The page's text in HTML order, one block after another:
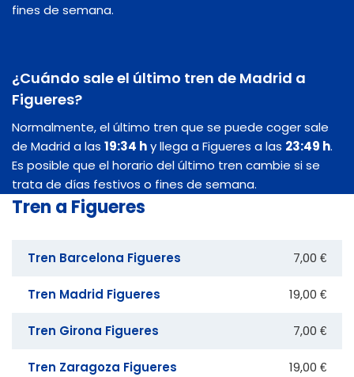
fines de semana.
¿Cuándo sale el último tren de Madrid a
Figueres?
Normalmente, el último tren que se puede coger sale
de Madrid a las 19:34 hy llega a Figueres a las 23:49 h.
Es posible que el horario del último tren cambie si se
trata de días festivos o fines de semana.
Tren a Figueres
Tren Barcelona Figueres 7,00 €
Tren Madrid Figueres 19,00 €
Tren Girona Figueres 7,00 €
Tren Zaragoza Figueres 19,00 €